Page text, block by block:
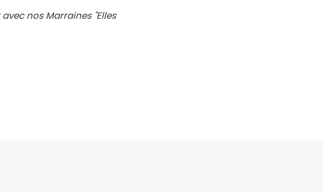
nos Marraines "Elles